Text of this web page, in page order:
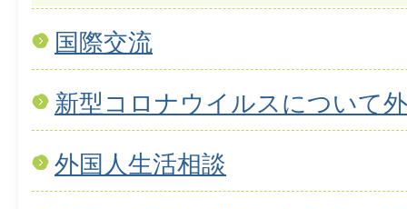
国際交流
新型コロナウイルスについて
外国人生活相談